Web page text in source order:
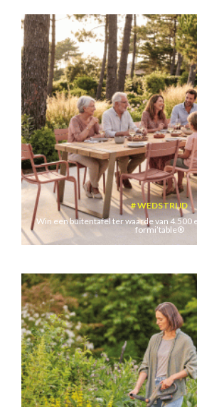
WEDSTRIJD
Win een buitentafel ter waarde van 4.500
formi’table®